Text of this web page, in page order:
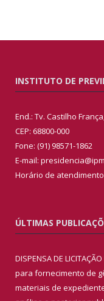
INSTITUTO DE
End.: Tv. Castilho
CEP: 68800-000
Fone: (91) 98571-1862
E-mail:
Horário de
ÚLTIMAS
DISPENSA DE
para fornecimento de
materiais de